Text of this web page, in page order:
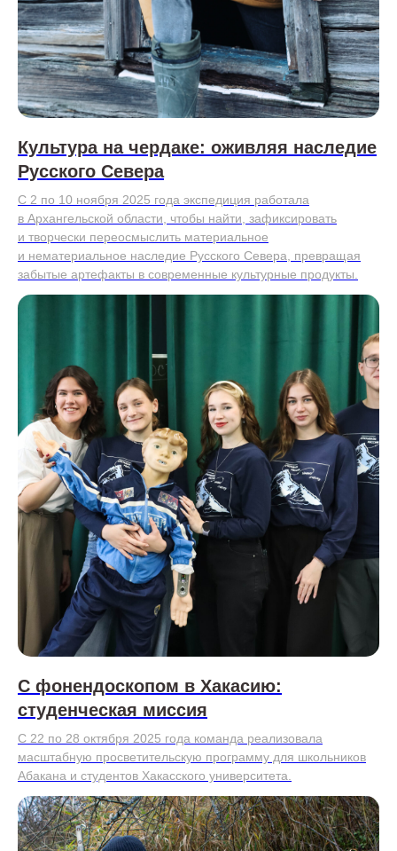
Культура на чердаке: оживляя наследие
Русского Севера
С 2 по 10 ноября 2025 года экспедиция работала
в Архангельской области, чтобы найти, зафиксировать
и творчески переосмыслить материальное
и нематериальное наследие Русского Севера, превращая
забытые артефакты в современные культурные продукты.
С фонендоскопом в Хакасию:
студенческая миссия
С 22 по 28 октября 2025 года команда реализовала
масштабную просветительскую программу для школьников
Абакана и студентов Хакасского университета.